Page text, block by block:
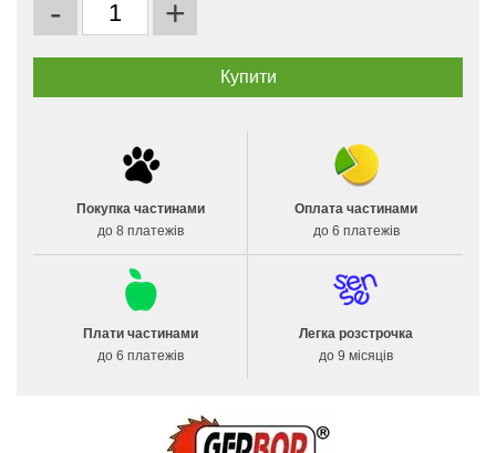
- +
Покупка частинами
до 8 платежів
Оплата частинами
до 6 платежів
Плати частинами
до 6 платежів
Легка розстрочка
до 9 місяців